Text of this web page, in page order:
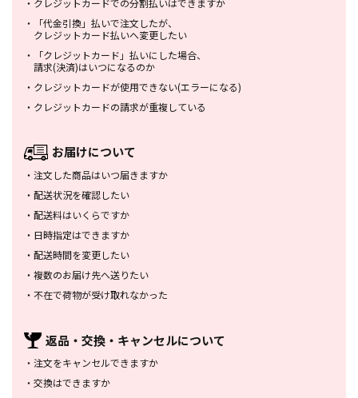
・ クレジットカードでの分割払いはできますか
・
「代金引換」払いで注文したが、
クレジットカード払いへ変更したい
・
「クレジットカード」払いにした場合、
請求(決済)はいつになるのか
・ クレジットカードが使用できない(エラーになる)
・ クレジットカードの請求が重複している
お届けについて
・ 注文した商品はいつ届きますか
・ 配送状況を確認したい
・ 配送料はいくらですか
・ 日時指定はできますか
・ 配送時間を変更したい
・ 複数のお届け先へ送りたい
・ 不在で荷物が受け取れなかった
返品・交換・ キャンセルについて
・ 注文をキャンセルできますか
・ 交換はできますか